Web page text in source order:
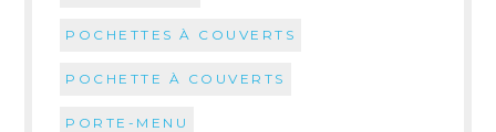
POCHETTES À COUVERTS
POCHETTE À COUVERTS
PORTE-MENU